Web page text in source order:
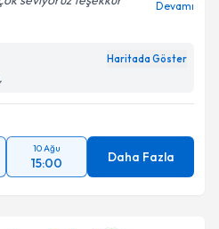
Devamı
Haritada Göster
10 Ağu
15:00 Daha Fazla